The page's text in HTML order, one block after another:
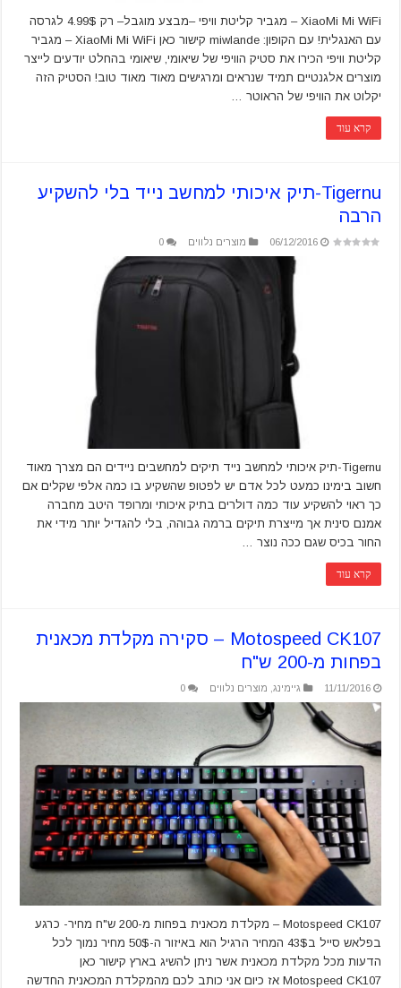
XiaoMi Mi WiFi – מגביר קליטת וויפי –מבצע מוגבל– רק 4.99$ לגרסה
עם האנגלית! עם הקופון: miwlande קישור כאן XiaoMi Mi WiFi – מגביר
קליטת וויפי הכירו את סטיק הוויפי של שיאומי, שיאומי בהחלט יודעים לייצר
מוצרים אלגנטיים תמיד שנראים ומרגישים מאוד מאוד טוב! הסטיק הזה
יקלוט את הוויפי של הראוטר …
קרא עוד
Tigernu-תיק איכותי למחשב נייד בלי להשקיע
הרבה
06/12/2016 מוצרים נלווים 0
Tigernu-תיק איכותי למחשב נייד תיקים למחשבים ניידים הם מצרך מאוד
חשוב בימינו כמעט לכל אדם יש לפטופ שהשקיע בו כמה אלפי שקלים אם
כך ראוי להשקיע עוד כמה דולרים בתיק איכותי ומרופד היטב מחברה
אמנם סינית אך מייצרת תיקים ברמה גבוהה, בלי להגדיל יותר מידי את
החור בכיס שגם ככה נוצר …
קרא עוד
Motospeed CK107 – סקירה מקלדת מכאנית
בפחות מ-200 ש"ח
11/11/2016 גיימינג מוצרים נלווים 0
Motospeed CK107 – מקלדת מכאנית בפחות מ-200 ש"ח מחיר- כרגע
בפלאש סייל ב43$ המחיר הרגיל הוא באיזור ה-50$ מחיר נמוך לכל
הדעות מכל מקלדת מכאנית אשר ניתן להשיג בארץ קישור כאן
Motospeed CK107 אז כיום אני כותב לכם מהמקלדת המכאנית החדשה